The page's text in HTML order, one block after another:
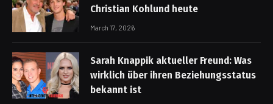
Christian Kohlund heute
March 17, 2026
Sarah Knappik aktueller Freund: Was
wirklich über ihren Beziehungsstatus
bekannt ist